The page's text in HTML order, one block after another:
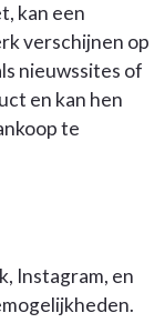
kan een
verschijnen op
nieuwssites of
en kan hen
te
Instagram, en